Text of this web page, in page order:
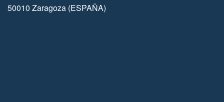
50010 Zaragoza (ESPAÑA)